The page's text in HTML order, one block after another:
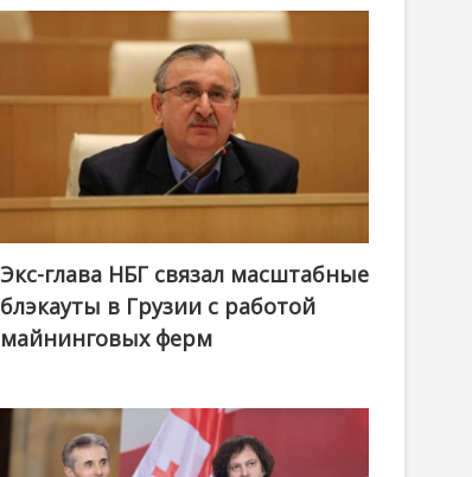
Экс-глава НБГ связал масштабные
блэкауты в Грузии с работой
майнинговых ферм